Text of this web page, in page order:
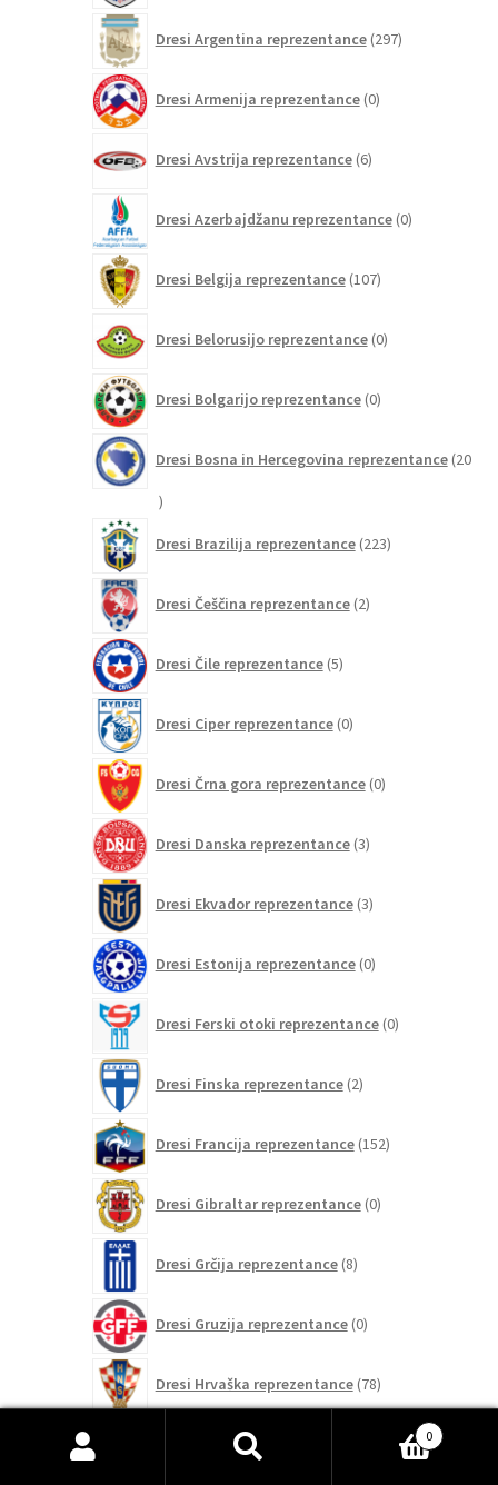
Dresi Argentina reprezentance 297izdelkov
Dresi Armenija reprezentance 0izdelkov
Dresi Avstrija reprezentance 6izdelkov
Dresi Azerbajdžanu reprezentance 0izdelkov
Dresi Belgija reprezentance 107izdelkov
Dresi Belorusijo reprezentance 0izdelkov
Dresi Bolgarijo reprezentance 0izdelkov
Dresi Bosna in Hercegovina reprezentance 20
20
Dresi Brazilija reprezentance 223izdelkov
Dresi Češčina reprezentance 2izdelka
Dresi Čile reprezentance 5izdelkov
Dresi Ciper reprezentance 0izdelkov
Dresi Črna gora reprezentance 0izdelkov
Dresi Danska reprezentance 3izdelki
Dresi Ekvador reprezentance 3izdelki
Dresi Estonija reprezentance 0izdelkov
Dresi Ferski otoki reprezentance 0izdelkov
Dresi Finska reprezentance 2izdelka
Dresi Francija reprezentance 152izdelkov
Dresi Gibraltar reprezentance 0izdelkov
Dresi Grčija reprezentance 8izdelkov
Dresi Gruzija reprezentance 0izdelkov
Dresi Hrvaška reprezentance 78izdelkov
Dresi Irska reprezentance
izdelkov
0